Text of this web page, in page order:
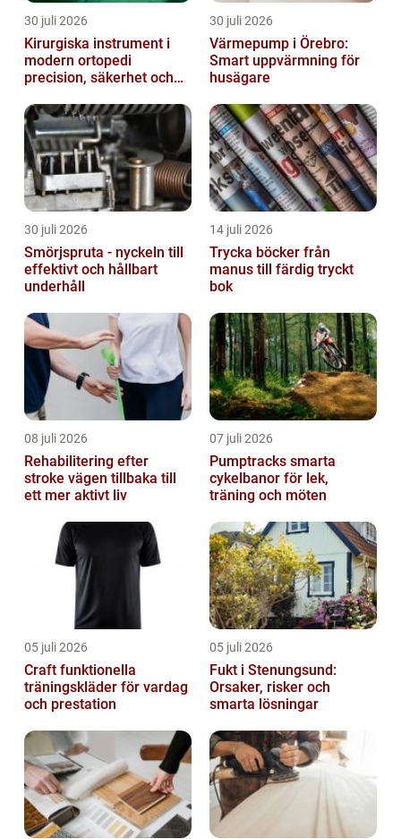
30 juli 2026
Kirurgiska instrument i
modern ortopedi
precision, säkerhet och
30 juli 2026
Värmepump i Örebro:
Smart uppvärmning för
husägare
30 juli 2026
Smörjspruta - nyckeln till
effektivt och hållbart
underhåll
14 juli 2026
Trycka böcker från
manus till färdig tryckt
bok
08 juli 2026
Rehabilitering efter
stroke vägen tillbaka till
ett mer aktivt liv
07 juli 2026
Pumptracks smarta
cykelbanor för lek,
träning och möten
05 juli 2026
Craft funktionella
träningskläder för vardag
och prestation
05 juli 2026
Fukt i Stenungsund:
Orsaker, risker och
smarta lösningar